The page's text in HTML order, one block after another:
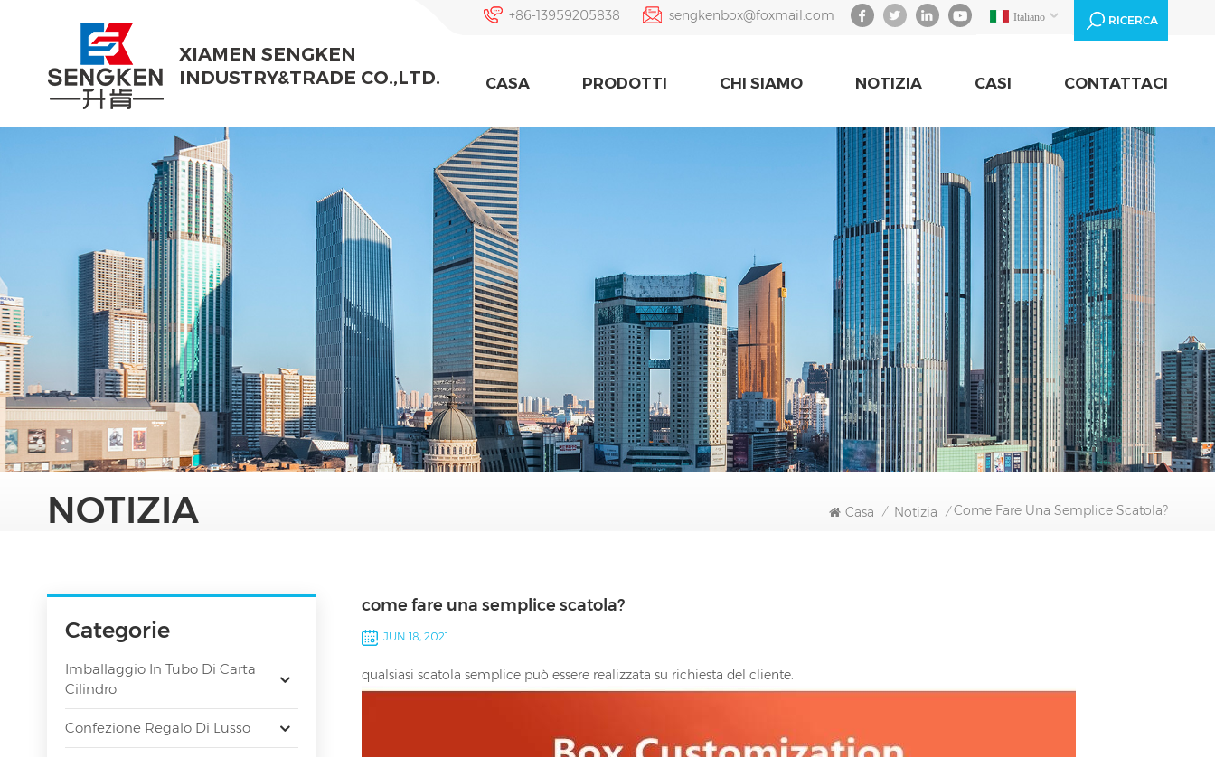
RICERCA
Italiano
+86-13959205838 sengkenbox@foxmail.com
XIAMEN SENGKEN
INDUSTRY&TRADE CO.,LTD.
CASA PRODOTTI CHI SIAMO NOTIZIA CASI CONTATTACI
NOTIZIA Casa / Notizia / Come Fare Una Semplice Scatola?
Categorie
Imballaggio In Tubo Di Carta
Cilindro
Confezione Regalo Di Lusso
come fare una semplice scatola?
JUN 18, 2021
qualsiasi scatola semplice può essere realizzata su richiesta del cliente.